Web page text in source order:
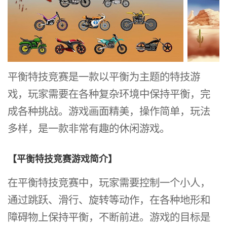
平衡特技竞赛是一款以平衡为主题的特技游
戏，玩家需要在各种复杂环境中保持平衡，完
成各种挑战。游戏画面精美，操作简单，玩法
多样，是一款非常有趣的休闲游戏。
【平衡特技竞赛游戏简介】
在平衡特技竞赛中，玩家需要控制一个小人，
通过跳跃、滑行、旋转等动作，在各种地形和
障碍物上保持平衡，不断前进。游戏的目标是